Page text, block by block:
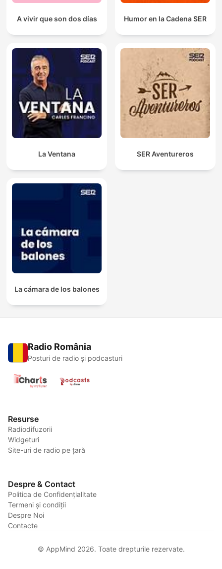
A vivir que son dos días Humor en la Cadena SER
La Ventana SER Aventureros
La cámara de los balones
Radio România
Posturi de radio și podcasturi
Resurse
Radiodifuzorii
Widgeturi
Site-uri de radio pe țară
Despre & Contact
Politica de Confidențialitate
Termeni și condiții
Despre Noi
Contacte
© AppMind 2026. Toate drepturile rezervate.